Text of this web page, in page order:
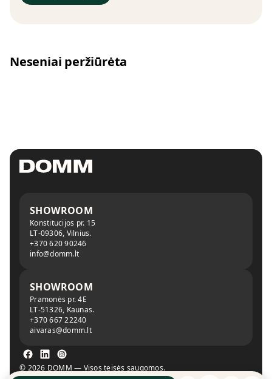
Neseniai peržiūrėta
SHOWROOM
Konstitucijos pr. 15
LT-09306, Vilnius.
+370 620 90246
info@domm.lt
SHOWROOM
Pramonės pr. 4E
LT-51326, Kaunas.
+370 667 22240
aivaras@domm.lt
© 2026 DOMM — Visos teisės saugomos.